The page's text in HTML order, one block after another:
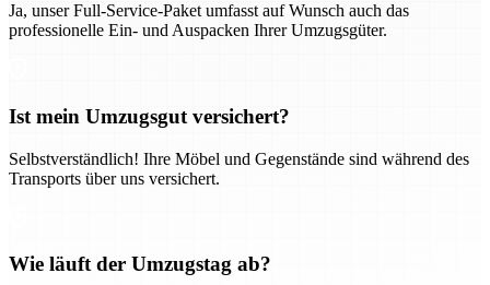
Ja, unser Full-Service-Paket umfasst auf Wunsch auch das
professionelle Ein- und Auspacken Ihrer Umzugsgüter.
Ist mein Umzugsgut versichert?
Selbstverständlich! Ihre Möbel und Gegenstände sind während des
Transports über uns versichert.
Wie läuft der Umzugstag ab?